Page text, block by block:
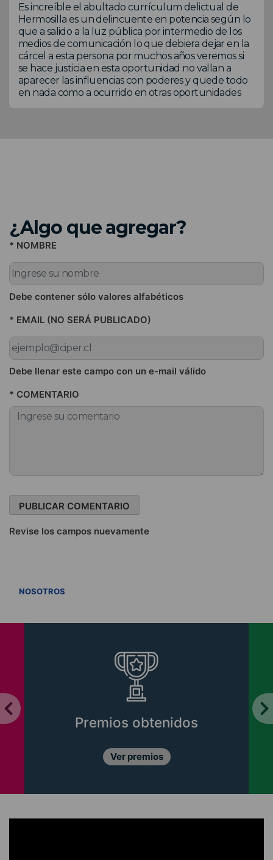
Es increíble el abultado currículum delictual de
Hermosilla es un delincuente en potencia según lo
que a salido a la luz pública por intermedio de los
medios de comunicación lo que debiera dejar en la
cárcel a esta persona por muchos años veremos si
se hace justicia en esta oportunidad no vallan a
aparecer las influencias con poderes y quede todo
en nada como a ocurrido en otras oportunidades
¿Algo que agregar?
* NOMBRE
Debe contener sólo valores alfabéticos
* EMAIL (NO SERÁ PUBLICADO)
Debe llenar este campo con un e-mail válido
* COMENTARIO
Revise los campos nuevamente
NOSOTROS
Premios obtenidos
Ver premios